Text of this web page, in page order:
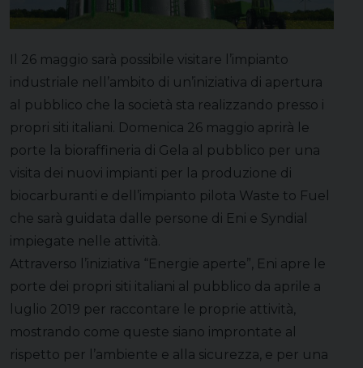
Il 26 maggio sarà possibile visitare l’impianto
industriale nell’ambito di un’iniziativa di apertura
al pubblico che la società sta realizzando presso i
propri siti italiani. Domenica 26 maggio aprirà le
porte la bioraffineria di Gela al pubblico per una
visita dei nuovi impianti per la produzione di
biocarburanti e dell’impianto pilota Waste to Fuel
che sarà guidata dalle persone di Eni e Syndial
impiegate nelle attività.
Attraverso l’iniziativa “Energie aperte”, Eni apre le
porte dei propri siti italiani al pubblico da aprile a
luglio 2019 per raccontare le proprie attività,
mostrando come queste siano improntate al
rispetto per l’ambiente e alla sicurezza, e per una